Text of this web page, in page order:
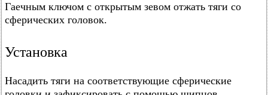
Гаечным ключом с открытым зевом отжать тяги со
сферических головок.
Установка
Насадить тяги на соответствующие сферические